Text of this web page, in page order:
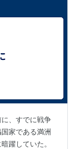
、すでに戦争
家である満洲
躍していた。